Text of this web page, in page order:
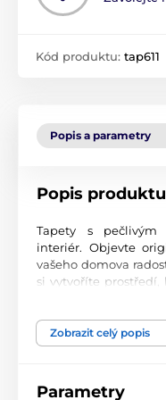
Kód produktu: tap611
Popis a parametry
Popis produktu
Tapety s pečlivým
interiér. Objevte
vašeho domova
si vytvoříte
Špičková kvalita tisku
silný prvek místnosti.
Zobrazit celý popis
Parametry